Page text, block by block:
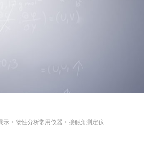
示 > 物性分析常用仪器 > 接触角测定仪